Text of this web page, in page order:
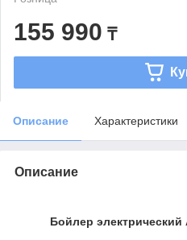
155 990 ₸
Описание Характеристики
Описание
Бойлер